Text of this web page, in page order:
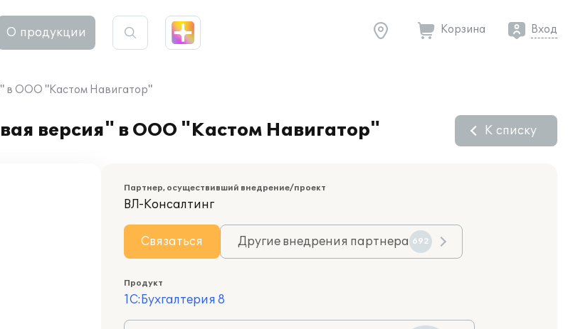
О продукции Корзина Вход
в ООО "Кастом Навигатор"
версия" в ООО "Кастом Навигатор" К списку
Партнер, осуществивший внедрение/проект
ВЛ-Консалтинг
Связаться Другие внедрения партнера 692
Продукт
1С:Бухгалтерия 8